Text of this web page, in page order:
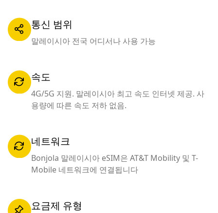
통신 범위
말레이시아 전국 어디서나 사용 가능
속도
4G/5G 지원. 말레이시아 최고 속도 인터넷 제공. 사
용량에 따른 속도 저하 없음.
네트워크
Bonjola 말레이시아 eSIM은 AT&T Mobility 및 T-
Mobile 네트워크에 연결됩니다
요금제 유형